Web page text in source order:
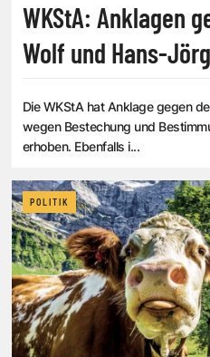
WKStA: Anklagen
Wolf und Hans-
Die WKStA hat Anklage gegen
wegen Bestechung und
erhoben. Ebenfalls i...
POLITIK